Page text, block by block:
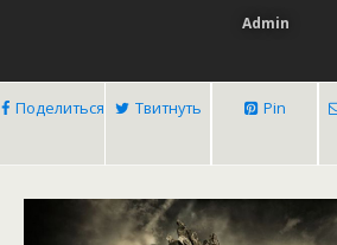
Admin
Поделиться Твитнуть Pin